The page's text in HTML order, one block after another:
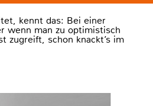
kennt das: Bei einer
wenn man zu optimistisch
zugreift, schon knackt’s im